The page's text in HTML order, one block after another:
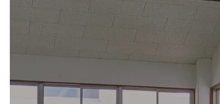
アクセス
稽古時間と料金